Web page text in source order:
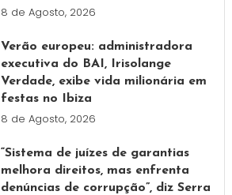
8 de Agosto, 2026
Verão europeu: administradora
executiva do BAI, Irisolange
Verdade, exibe vida milionária em
festas no Ibiza
8 de Agosto, 2026
“Sistema de juízes de garantias
melhora direitos, mas enfrenta
denúncias de corrupção”, diz Serra